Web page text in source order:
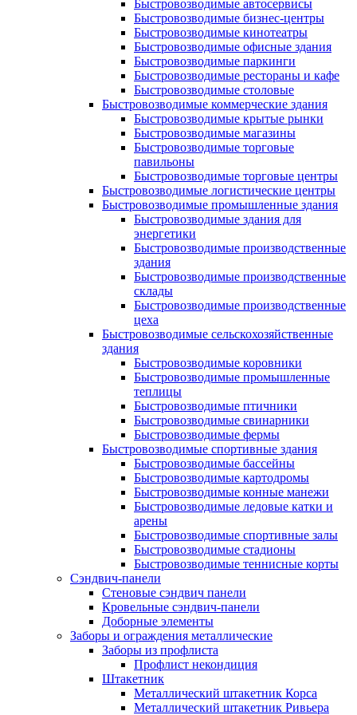
Быстровозводимые автосервисы
Быстровозводимые бизнес-центры
Быстровозводимые кинотеатры
Быстровозводимые офисные здания
Быстровозводимые паркинги
Быстровозводимые рестораны и кафе
Быстровозводимые столовые
Быстровозводимые коммерческие здания
Быстровозводимые крытые рынки
Быстровозводимые магазины
Быстровозводимые торговые
павильоны
Быстровозводимые торговые центры
Быстровозводимые логистические центры
Быстровозводимые промышленные здания
Быстровозводимые здания для
энергетики
Быстровозводимые производственные
здания
Быстровозводимые производственные
склады
Быстровозводимые производственные
цеха
Быстровозводимые сельскохозяйственные
здания
Быстровозводимые коровники
Быстровозводимые промышленные
теплицы
Быстровозводимые птичники
Быстровозводимые свинарники
Быстровозводимые фермы
Быстровозводимые спортивные здания
Быстровозводимые бассейны
Быстровозводимые картодромы
Быстровозводимые конные манежи
Быстровозводимые ледовые катки и
арены
Быстровозводимые спортивные залы
Быстровозводимые стадионы
Быстровозводимые теннисные корты
Сэндвич-панели
Стеновые сэндвич панели
Кровельные сэндвич-панели
Доборные элементы
Заборы и ограждения металлические
Заборы из профлиста
Профлист некондиция
Штакетник
Металлический штакетник Корса
Металлический штакетник Ривьера